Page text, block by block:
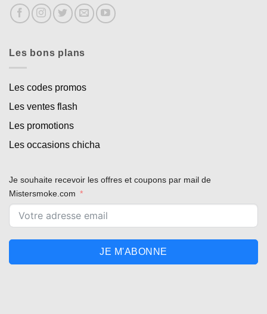
Les bons plans
Les codes promos
Les ventes flash
Les promotions
Les occasions chicha
Je souhaite recevoir les offres et coupons par mail de
Mistersmoke.com
JE M'ABONNE